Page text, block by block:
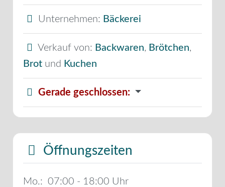
Unternehmen: Bäckerei
Verkauf von: Backwaren, Brötchen,
Brot und Kuchen
Gerade geschlossen:
Öffnungszeiten
Mo.: 07:00 - 18:00